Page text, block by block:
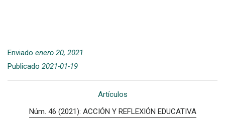
Enviado enero 20, 2021
Publicado 2021-01-19
Artículos
Núm. 46 (2021): ACCIÓN Y REFLEXIÓN EDUCATIVA